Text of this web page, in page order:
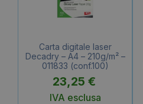
Carta digitale laser
Decadry – A4 – 210g/m² –
011833 (conf.100)
23,25 €
IVA esclusa